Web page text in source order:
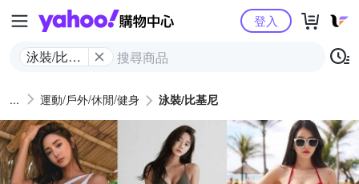
Yahoo購物中心
泳裝/比基
登入
運動/戶外/休閒/健身 泳裝/比基尼